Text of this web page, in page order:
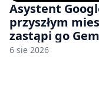
Asystent
przyszłym
zastąpi go
6 sie 2026